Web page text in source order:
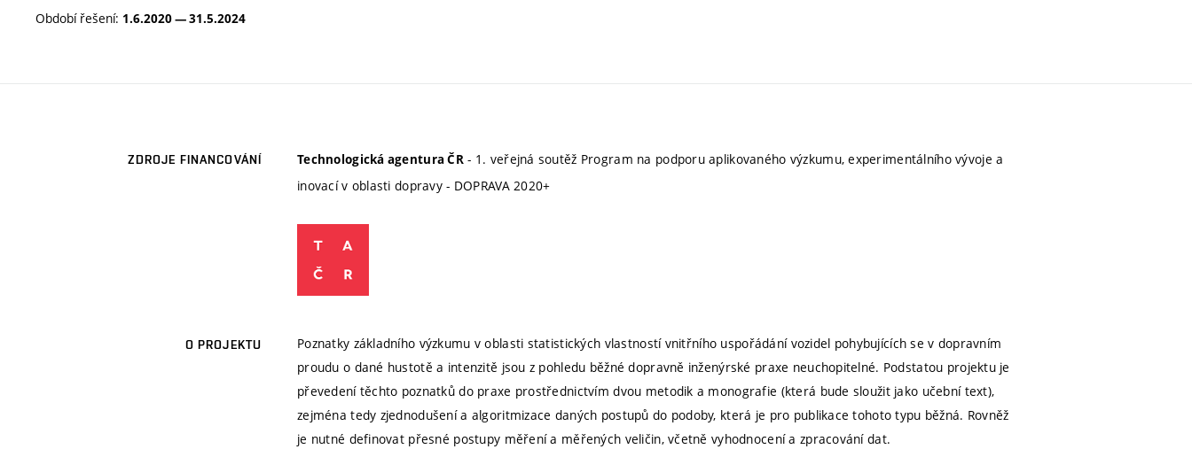
Období řešení: 1.6.2020 — 31.5.2024
ZDROJE FINANCOVÁNÍ Technologická agentura ČR - 1. veřejná soutěž Program na podporu aplikovaného výzkumu, experimentálního vývoje a
inovací v oblasti dopravy - DOPRAVA 2020+
O PROJEKTU
Poznatky základního výzkumu v oblasti statistických vlastností vnitřního uspořádání vozidel pohybujících se v dopravním
proudu o dané hustotě a intenzitě jsou z pohledu běžné dopravně inženýrské praxe neuchopitelné. Podstatou projektu je
převedení těchto poznatků do praxe prostřednictvím dvou metodik a monografie (která bude sloužit jako učební text),
zejména tedy zjednodušení a algoritmizace daných postupů do podoby, která je pro publikace tohoto typu běžná. Rovněž
je nutné definovat přesné postupy měření a měřených veličin, včetně vyhodnocení a zpracování dat.